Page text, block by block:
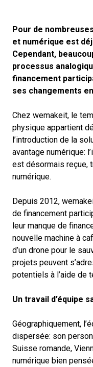
Pour de
et numérique est
Cependant,
processus
financement
ses changements
Chez wemakeit, le
physique appartient
l’introduction de la
avantage numérique:
est désormais reçue,
numérique.
Depuis 2012,
de financement
leur manque de
nouvelle machine à
d’un drone pour le
projets peuvent
potentiels à l’aide de
Un travail d’équipe
Géographiquement,
dispersée: son
Suisse romande,
numérique bien